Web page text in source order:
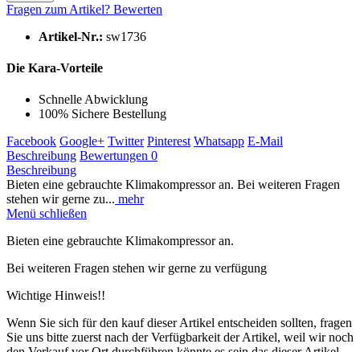
Merken
Schnelle Abwicklung
Facebook Google+ Twitter Pinterest
Beschreibung
Beschreibung
Bieten eine gebrauchte Klimakompressor an. Bei weiteren Fragen
stehen wir gerne zu...
Wenn Sie sich für den kauf dieser Artikel entscheiden sollten, fragen